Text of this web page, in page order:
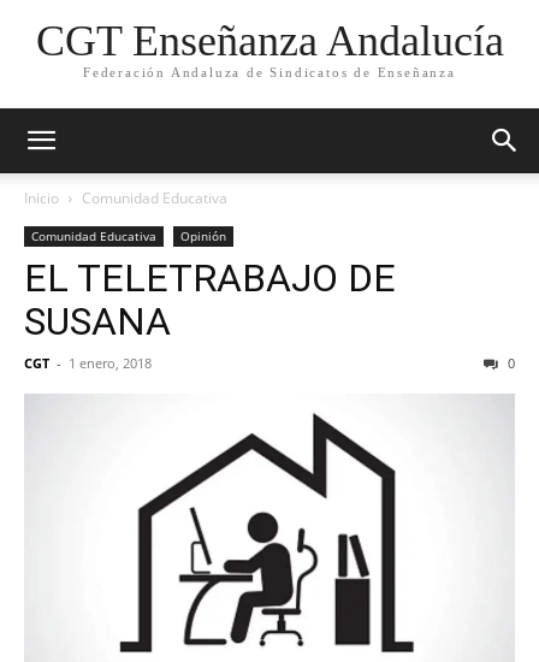
CGT Enseñanza Andalucía
Federación Andaluza de Sindicatos de Enseñanza
Inicio Comunidad Educativa
Comunidad Educativa Opinión
EL TELETRABAJO DE
SUSANA
CGT - 1 enero, 2018 0